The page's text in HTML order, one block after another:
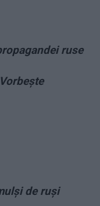
ruse
de ruși